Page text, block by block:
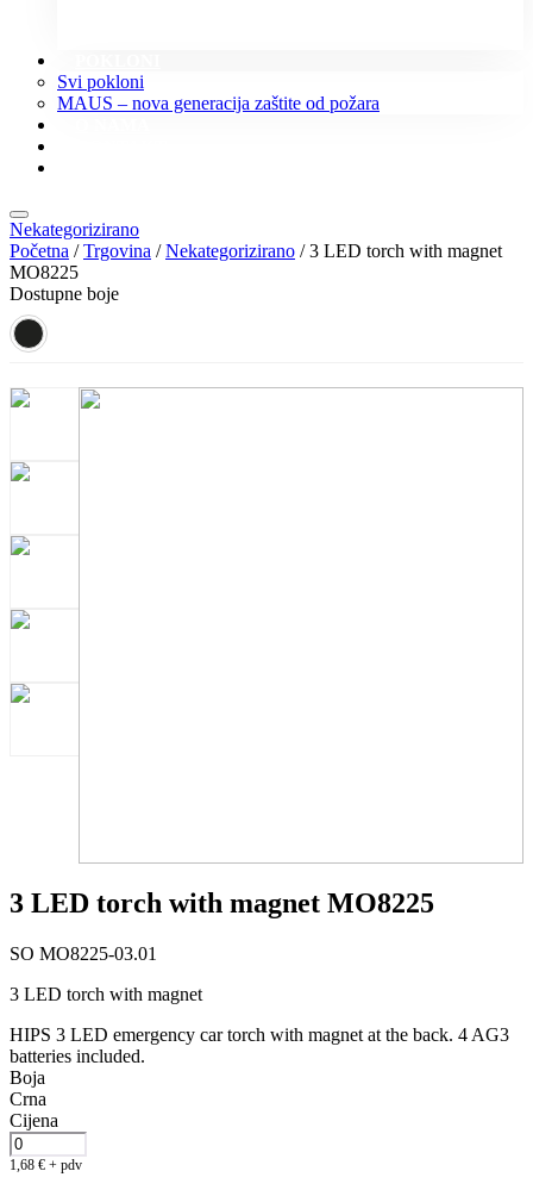
Svi pokloni
MAUS – nova generacija zaštite od požara
Nekategorizirano
Početna /Trgovina /Nekategorizirano / 3 LED torch with magnet
MO8225
Dostupne boje
3 LED torch with magnet MO8225
SO MO8225-03.01
3 LED torch with magnet
HIPS 3 LED emergency car torch with magnet at the back. 4 AG3
batteries included.
Boja
Crna
Cijena
1,68 € + pdv